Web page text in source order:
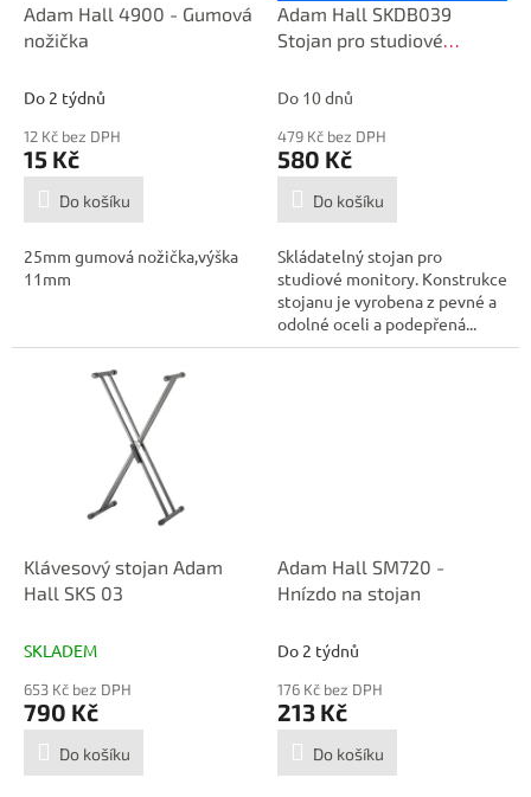
Adam Hall 4900 - Gumová
nožička
Do 2 týdnů
12 Kč bez DPH
15 Kč
Do košíku
25mm gumová nožička,výška
11mm
Adam Hall SKDB039
Stojan pro studiové
Do 10 dnů
479 Kč bez DPH
580 Kč
Do košíku
Skládatelný stojan pro
studiové monitory. Konstrukce
stojanu je vyrobena z pevné a
odolné oceli a podepřená...
Klávesový stojan Adam
Hall SKS 03
SKLADEM
653 Kč bez DPH
790 Kč
Do košíku
Adam Hall SM720 -
Hnízdo na stojan
Do 2 týdnů
176 Kč bez DPH
213 Kč
Do košíku